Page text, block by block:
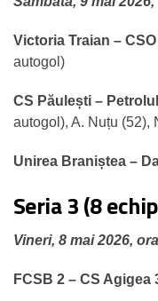
Victoria Traian –
autogol)
CS Păulești –
autogol), A. Nuțu (52),
Unirea Braniștea –
Seria 3 (8
Vineri, 8 mai 2026,
FCSB 2 – CS Agigea